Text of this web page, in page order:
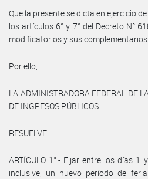
Que la presente se dicta en ejercicio
los artículos 6° y 7° del Decreto N°
modificatorios y sus complementarios.
Por ello,
LA ADMINISTRADORA FEDERAL DE
DE INGRESOS PÚBLICOS
RESUELVE:
ARTÍCULO 1°.- Fijar entre los días
inclusive, un nuevo período de